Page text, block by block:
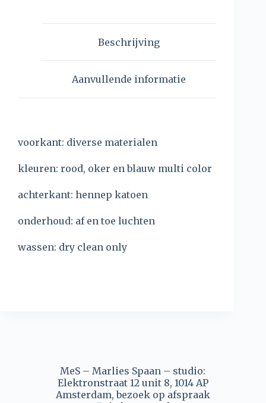
Beschrijving
Aanvullende informatie
voorkant: diverse materialen
kleuren: rood, oker en blauw multi color
achterkant: hennep katoen
onderhoud: af en toe luchten
wassen: dry clean only
MeS – Marlies Spaan – studio:
Elektronstraat 12 unit 8, 1014 AP
Amsterdam, bezoek op afspraak